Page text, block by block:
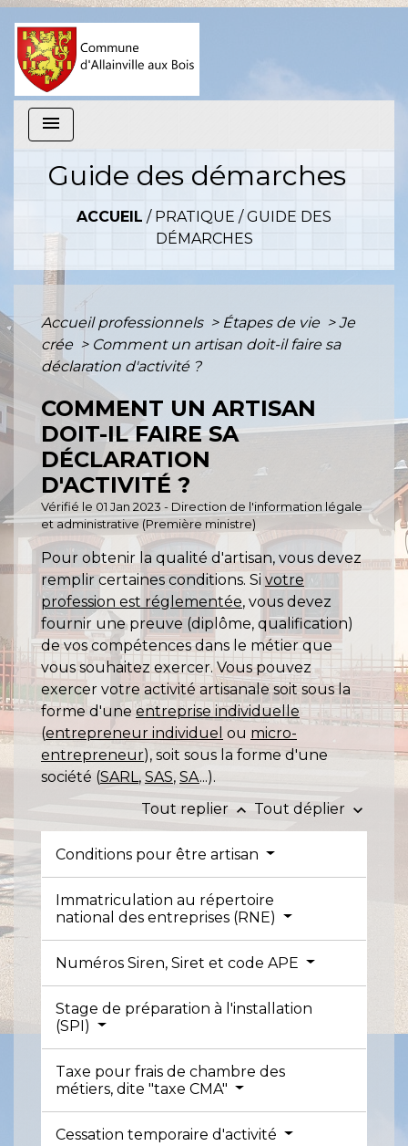
menu
Guide des démarches
ACCUEIL / PRATIQUE /GUIDE DES
DÉMARCHES
Accueil professionnels > Étapes de vie > Je
crée > Comment un artisan doit-il faire sa
déclaration d'activité ?
COMMENT UN ARTISAN
DOIT-IL FAIRE SA
DÉCLARATION
D'ACTIVITÉ ?
Vérifié le 01 Jan 2023 - Direction de l'information légale
et administrative (Première ministre)
Pour obtenir la qualité d'artisan, vous devez
remplir certaines conditions. Si votre
profession est réglementée, vous devez
fournir une preuve (diplôme, qualification)
de vos compétences dans le métier que
vous souhaitez exercer. Vous pouvez
exercer votre activité artisanale soit sous la
forme d'uneentreprise individuelle
(entrepreneur individuel ou micro-
entrepreneur), soit sous la forme d'une
société (SARL, SAS, SA...).
Tout replier keyboard_arrow_up Tout déplier keyboard_arrow_down
Conditions pour être artisan
Immatriculation au répertoire
national des entreprises (RNE)
Numéros Siren, Siret et code APE
Stage de préparation à l'installation
(SPI)
Taxe pour frais de chambre des
métiers, dite "taxe CMA"
Cessation temporaire d'activité